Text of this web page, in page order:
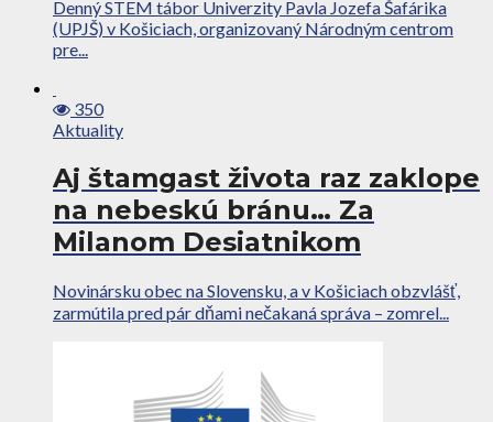
Denný STEM tábor Univerzity Pavla Jozefa Šafárika
(UPJŠ) v Košiciach, organizovaný Národným centrom
pre...
350
Aktuality
Aj štamgast života raz zaklope
na nebeskú bránu… Za
Milanom Desiatnikom
Novinársku obec na Slovensku, a v Košiciach obzvlášť,
zarmútila pred pár dňami nečakaná správa – zomrel...